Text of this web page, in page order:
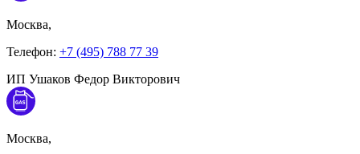
Москва,
Телефон: +7 (495) 788 77 39
ИП Ушаков Федор Викторович
Москва,